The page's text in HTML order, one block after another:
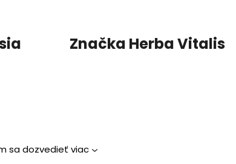
Značka Herba Vitalis
sa dozvedieť viac